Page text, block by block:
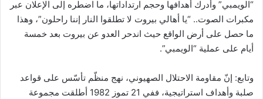
“الويمبي” وأدرك أهدافها وحجم ارتداداتها، ما اضطره إلى الإعلان عبر
مكبرات الصوت.. “يا أهالي بيروت لا تطلقوا النار إننا راحلون”، وهذا
ما حصل على أرض الواقع حيث اندحر العدو عن بيروت بعد خمسة
أيام على عملية “الويمبي”.
وتابع: إنّ مقاومة الاحتلال الصهيوني، نهج منظّم تأسّس على قواعد
صلبة وأهداف استراتيجية، ففي 21 تموز 1982 أطلقت مجموعة